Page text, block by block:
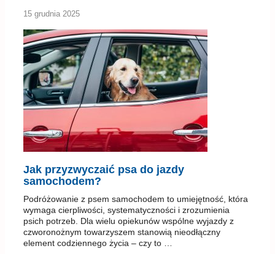
15 grudnia 2025
Jak przyzwyczaić psa do jazdy
samochodem?
Podróżowanie z psem samochodem to umiejętność, która
wymaga cierpliwości, systematyczności i zrozumienia
psich potrzeb. Dla wielu opiekunów wspólne wyjazdy z
czworonożnym towarzyszem stanowią nieodłączny
element codziennego życia – czy to …